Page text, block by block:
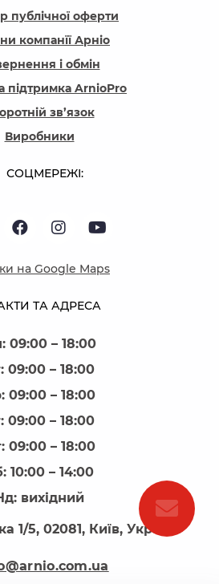
ТА АДРЕСА
09:00 – 18:00
09:00 – 18:00
09:00 – 18:00
09:00 – 18:00
09:00 – 18:00
10:00 – 14:00
вихідний
1/5, 02081, Київ, Україна
публічної оферти
компанїї Арніо
і обмін
підтримка ArnioPro
зв’язок
Виробники
СОЦМЕРЕЖІ:
на Google Maps